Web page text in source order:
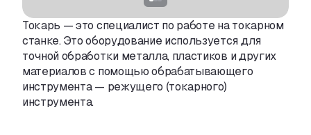
Токарь — это специалист по работе на токарном
станке. Это оборудование используется для
точной обработки металла, пластиков и других
материалов с помощью обрабатывающего
инструмента — режущего (токарного)
инструмента.